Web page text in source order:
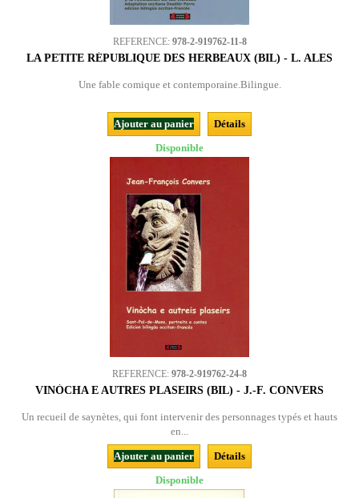
REFERENCE: 978-2-919762-11-8
LA PETITE RÉPUBLIQUE DES HERBEAUX (BIL) - L. ALES
Une fable comique et contemporaine.Bilingue.
Ajouter au panier
Détails
Disponible
REFERENCE: 978-2-919762-24-8
VINÒCHA E AUTRES PLASEIRS (BIL) - J.-F. CONVERS
Un recueil de saynètes, qui font intervenir des personnages typés et hauts
en...
Ajouter au panier
Détails
Disponible